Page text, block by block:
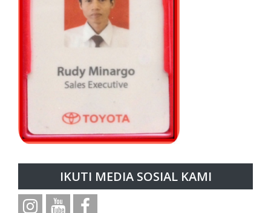
IKUTI MEDIA SOSIAL KAMI